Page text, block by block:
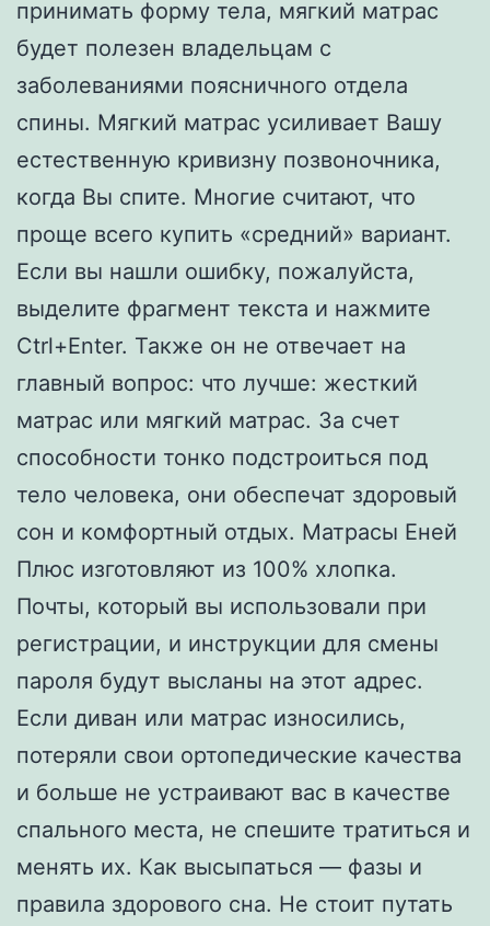
принимать форму тела, мягкий матрас
будет полезен владельцам с
заболеваниями поясничного отдела
спины. Мягкий матрас усиливает Вашу
естественную кривизну позвоночника,
когда Вы спите. Многие считают, что
проще всего купить «средний» вариант.
Если вы нашли ошибку, пожалуйста,
выделите фрагмент текста и нажмите
Ctrl+Enter. Также он не отвечает на
главный вопрос: что лучше: жесткий
матрас или мягкий матрас. За счет
способности тонко подстроиться под
тело человека, они обеспечат здоровый
сон и комфортный отдых. Матрасы Еней
Плюс изготовляют из 100% хлопка.
Почты, который вы использовали при
регистрации, и инструкции для смены
пароля будут высланы на этот адрес.
Если диван или матрас износились,
потеряли свои ортопедические качества
и больше не устраивают вас в качестве
спального места, не спешите тратиться и
менять их. Как высыпаться — фазы и
правила здорового сна. Не стоит путать